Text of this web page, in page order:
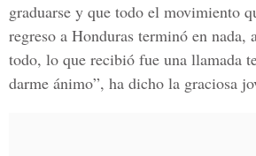
graduarse y que todo el movimiento
regreso a Honduras terminó en nada,
todo, lo que recibió fue una llamada
darme ánimo”, ha dicho la graciosa